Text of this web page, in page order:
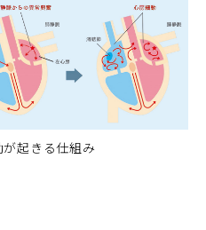
起きる仕組み